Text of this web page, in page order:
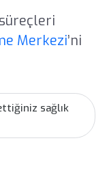
Merkezi’ni
sağlık